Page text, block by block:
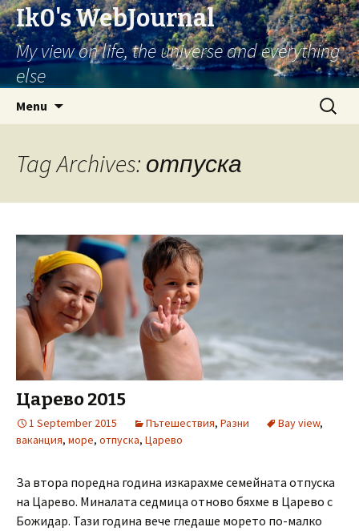
Ik0's WebJournal
My view on life, the universe and everything
else
Menu
Search
for:
Tag Archives: отпуска
Царево 2015
1 September 2015 Пътешествия, Разни Bay view,
ваканция, море, отпуска, Царево
За втора поредна година изкарахме семейната отпуска
на Царево. Миналата седмица отново бяхме в Царево с
Божидар. Тази година вече гледаше морето по-малко